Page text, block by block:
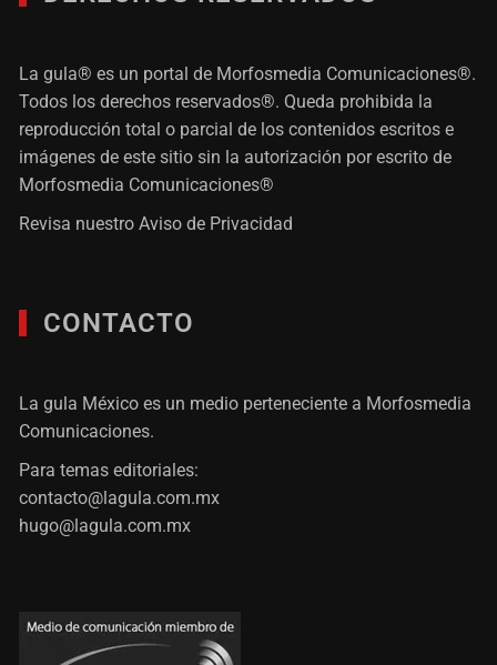
La gula® es un portal de Morfosmedia Comunicaciones®.
Todos los derechos reservados®. Queda prohibida la
reproducción total o parcial de los contenidos escritos e
imágenes de este sitio sin la autorización por escrito de
Morfosmedia Comunicaciones®
Revisa nuestroAviso de Privacidad
CONTACTO
La gula México es un medio perteneciente a Morfosmedia
Comunicaciones.
Para temas editoriales:
contacto@lagula.com.mx
hugo@lagula.com.mx